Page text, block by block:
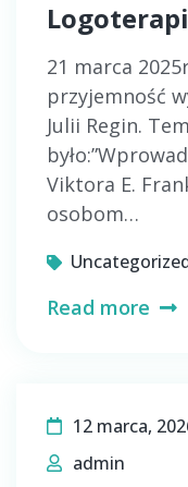
21 marca
przyjemność
Julii Regin.
Viktora E.
osobom…
Read more
12 marca,
admin